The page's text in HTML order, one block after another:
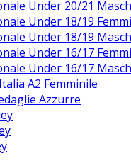
Under 20/21
Under 18/19
Under 18/19
Under 16/17
Under 16/17
A2 Femminile
Azzurre